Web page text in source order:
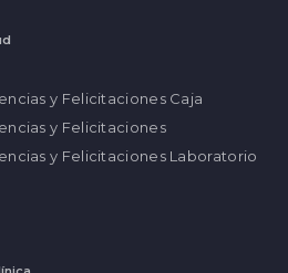
y Felicitaciones Caja
y Felicitaciones
y Felicitaciones Laboratorio